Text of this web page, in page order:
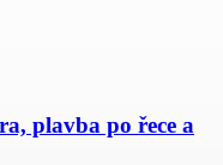
plavba po řece a